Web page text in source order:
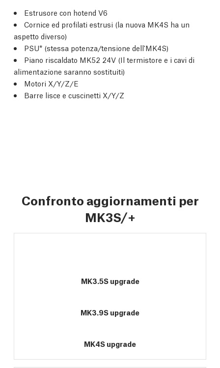
Estrusore con hotend V6
Cornice ed profilati estrusi (la nuova MK4S ha un
aspetto diverso)
PSU* (stessa potenza/tensione dell'MK4S)
Piano riscaldato MK52 24V (Il termistore e i cavi di
alimentazione saranno sostituiti)
Motori X/Y/Z/E
Barre lisce e cuscinetti X/Y/Z
Confronto aggiornamenti per
MK3S/+
MK3.5S upgrade
MK3.9S upgrade
MK4S upgrade